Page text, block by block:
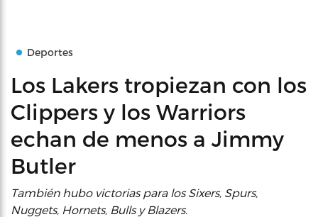
Deportes
Los Lakers tropiezan con los
Clippers y los Warriors
echan de menos a Jimmy
Butler
También hubo victorias para los Sixers, Spurs,
Nuggets, Hornets, Bulls y Blazers.